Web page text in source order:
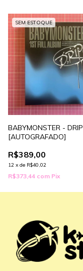
SEM ESTOQUE
BABYMONSTER - DRIP
[AUTOGRAFADO]
R$389,00
12 x de R$40,02
R$373,44 com Pix